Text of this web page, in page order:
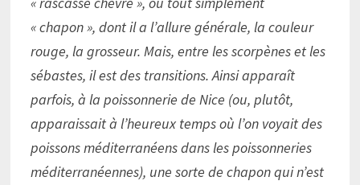
« chapon », dont il a l’allure générale, la couleur
rouge, la grosseur. Mais, entre les scorpènes et les
sébastes, il est des transitions. Ainsi apparaît
parfois, à la poissonnerie de Nice (ou, plutôt,
apparaissait à l’heureux temps où l’on voyait des
poissons méditerranéens dans les poissonneries
méditerranéennes), une sorte de chapon qui n’est